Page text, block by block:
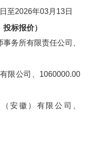
至2026年03月13日
标报价）
务所有限责任公司、
限公司、1060000.00
安徽）有限公司、